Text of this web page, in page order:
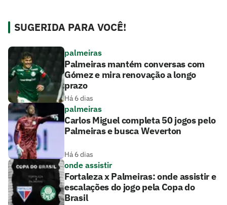
SUGERIDA PARA VOCÊ!
palmeiras
Palmeiras mantém conversas com
Gómez e mira renovação a longo
prazo
Há 6 dias
palmeiras
Carlos Miguel completa 50 jogos pelo
Palmeiras e busca Weverton
Há 6 dias
onde assistir
Fortaleza x Palmeiras: onde assistir e
escalações do jogo pela Copa do
Brasil